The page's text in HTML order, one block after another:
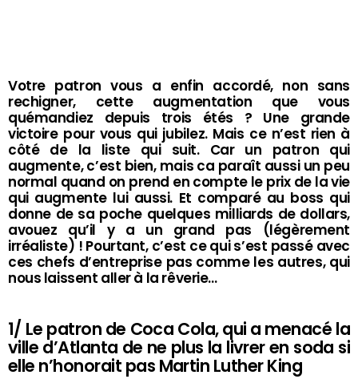
Votre patron vous a enfin accordé, non sans
rechigner, cette augmentation que vous
quémandiez depuis trois étés ? Une grande
victoire pour vous qui jubilez. Mais ce n’est rien à
côté de la liste qui suit. Car un patron qui
augmente, c’est bien, mais ca paraît aussi un peu
normal quand on prend en compte le prix de la vie
qui augmente lui aussi. Et comparé au boss qui
donne de sa poche quelques milliards de dollars,
avouez qu’il y a un grand pas (légèrement
irréaliste) ! Pourtant, c’est ce qui s’est passé avec
ces chefs d’entreprise pas comme les autres, qui
nous laissent aller à la rêverie…
1/ Le patron de Coca Cola, qui a menacé la
ville d’Atlanta de ne plus la livrer en soda si
elle n’honorait pas Martin Luther King